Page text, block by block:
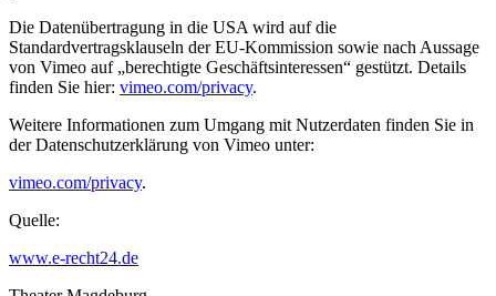
Die Datenübertragung in die USA wird auf die
Standardvertragsklauseln der EU-Kommission sowie nach Aussage
von Vimeo auf „berechtigte Geschäftsinteressen“ gestützt. Details
finden Sie hier: vimeo.com/privacy.
Weitere Informationen zum Umgang mit Nutzerdaten finden Sie in
der Datenschutzerklärung von Vimeo unter:
vimeo.com/privacy.
Quelle:
www.e-recht24.de